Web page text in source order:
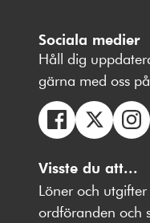
Sociala medier
Håll dig
gärna med oss
oss
på
Facebbok
oss
på
oss
på
Visste du att...
Löner och
ordföranden och